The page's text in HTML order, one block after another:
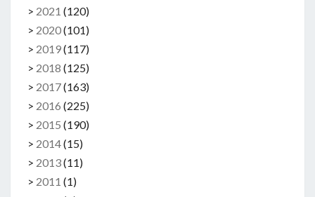
> 2021 (120)
> 2020(101)
> 2019(117)
> 2018 (125)
> 2017(163)
> 2016 (225)
> 2015 (190)
> 2014(15)
> 2013(11)
> 2011 (1)